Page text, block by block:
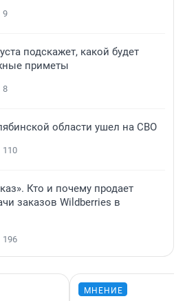
9
подскажет, какой будет
приметы
8
области ушел на СВО
110
Кто и почему продает
заказов Wildberries в
196
МНЕНИЕ